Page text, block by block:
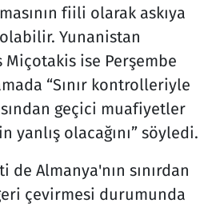
fiili olarak askıya
Yunanistan
Miçotakis ise Perşembe
“Sınır kontrolleriyle
geçici muafiyetler
yanlış olacağını” söyledi.
Almanya'nın sınırdan
çevirmesi durumunda